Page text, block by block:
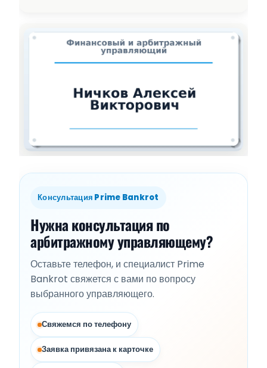
Консультация Prime Bankrot
Нужна консультация по
арбитражному управляющему?
Оставьте телефон, и специалист Prime
Bankrot свяжется с вами по вопросу
выбранного управляющего.
Свяжемся по телефону
Заявка привязана к карточке